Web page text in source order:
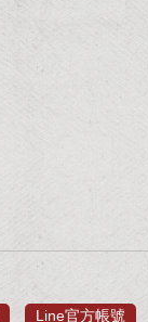
Line官方帳號